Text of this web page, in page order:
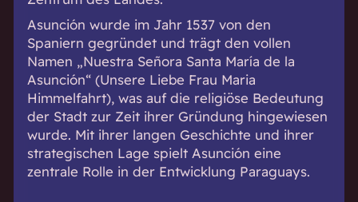
Asunción wurde im Jahr 1537 von den
Spaniern gegründet und trägt den vollen
Namen „Nuestra Señora Santa María de la
Asunción“ (Unsere Liebe Frau Maria
Himmelfahrt), was auf die religiöse Bedeutung
der Stadt zur Zeit ihrer Gründung hingewiesen
wurde. Mit ihrer langen Geschichte und ihrer
strategischen Lage spielt Asunción eine
zentrale Rolle in der Entwicklung Paraguays.